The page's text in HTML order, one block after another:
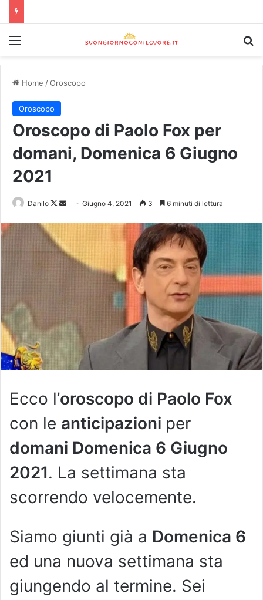
Home /Oroscopo
Oroscopo
Oroscopo di Paolo Fox per
domani, Domenica 6 Giugno
2021
Danilo Giugno 4, 2021 3 6 minuti di lettura
Ecco l’oroscopo di Paolo Fox
con le anticipazioni per
domani Domenica 6 Giugno
2021. La settimana sta
scorrendo velocemente.
Siamo giunti già a Domenica 6
ed una nuova settimana sta
giungendo al termine. Sei